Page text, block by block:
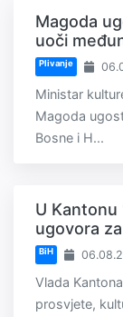
Magoda
uoči
Plivanje
Ministar
Magoda
Bosne i H...
U
ugovora
BiH
Vlada
prosvjete,